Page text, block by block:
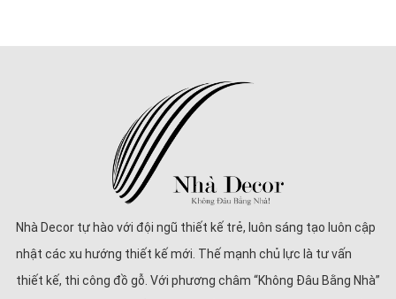
Nhà Decor tự hào với đội ngũ thiết kế trẻ, luôn sáng tạo luôn cập
nhật các xu hướng thiết kế mới. Thế mạnh chủ lực là tư vấn
thiết kế, thi công đồ gỗ. Với phương châm “Không Đâu Bằng Nhà”